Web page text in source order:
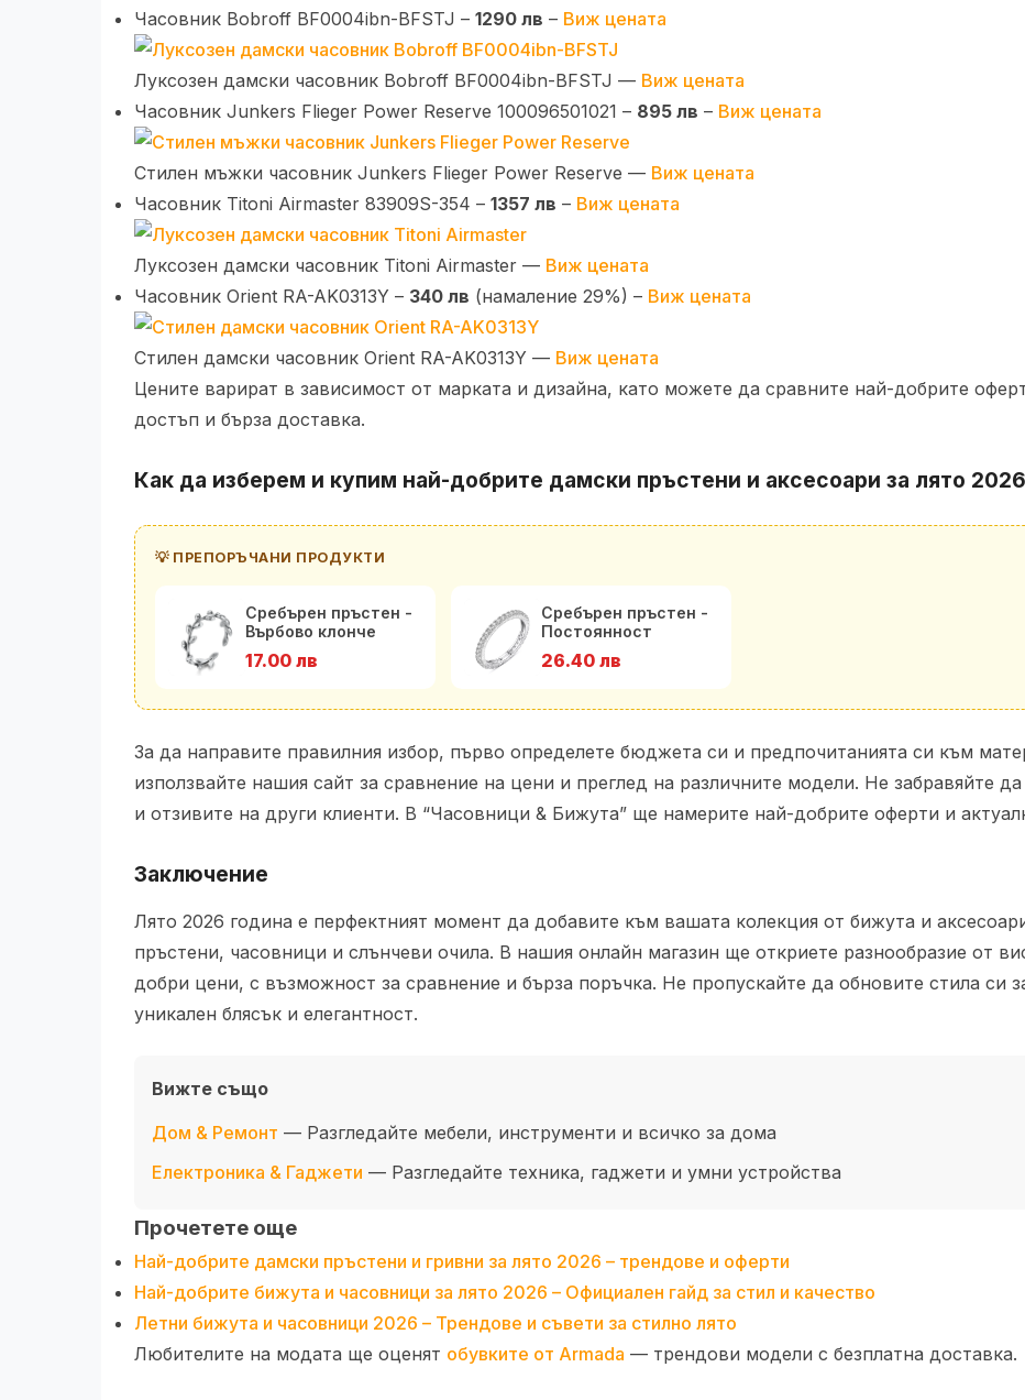
Часовник Bobroff BF0004ibn-BFSTJ – 1290 лв – Виж цената
Луксозен дамски часовник Bobroff BF0004ibn-BFSTJ — Виж цената
Часовник Junkers Flieger Power Reserve 100096501021 – 895 лв – Виж цената
Стилен мъжки часовник Junkers Flieger Power Reserve — Виж цената
Часовник Titoni Airmaster 83909S-354 – 1357 лв – Виж цената
Луксозен дамски часовник Titoni Airmaster — Виж цената
Часовник Orient RA-AK0313Y – 340 лв (намаление 29%) – Виж цената
Стилен дамски часовник Orient RA-AK0313Y — Виж цената
Цените варират в зависимост от марката и дизайна, като можете да сравните най-добрите
достъп и бърза доставка.
Как да изберем и купим най-добрите дамски пръстени и аксесоари за лято 2026
💡 ПРЕПОРЪЧАНИ ПРОДУКТИ
Сребърен пръстен -
Върбово клонче
17.00 лв
Сребърен пръстен -
Постоянност
26.40 лв
За да направите правилния избор, първо определете бюджета си и предпочитанията си към
използвайте нашия сайт за сравнение на цени и преглед на различните модели. Не забравяйте
и отзивите на други клиенти. В “Часовници & Бижута” ще намерите най-добрите оферти и
Заключение
Лято 2026 година е перфектният момент да добавите към вашата колекция от бижута и
пръстени, часовници и слънчеви очила. В нашия онлайн магазин ще откриете разнообразие от
добри цени, с възможност за сравнение и бърза поръчка. Не пропускайте да обновите стила си
уникален блясък и елегантност.
Вижте също
Дом & Ремонт — Разгледайте мебели, инструменти и всичко за дома
Електроника & Гаджети — Разгледайте техника, гаджети и умни устройства
Прочетете още
Най-добрите дамски пръстени и гривни за лято 2026 – трендове и оферти
Най-добрите бижута и часовници за лято 2026 – Официален гайд за стил и качество
Летни бижута и часовници 2026 – Трендове и съвети за стилно лято
Любителите на модата ще оценят обувките от Armada — трендови модели с безплатна доставка.